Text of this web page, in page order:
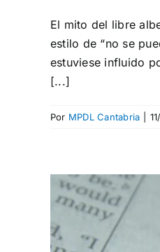
El mito del libre
estilo de “no se
estuviese influido
[...]
Por MPDL Cantabria